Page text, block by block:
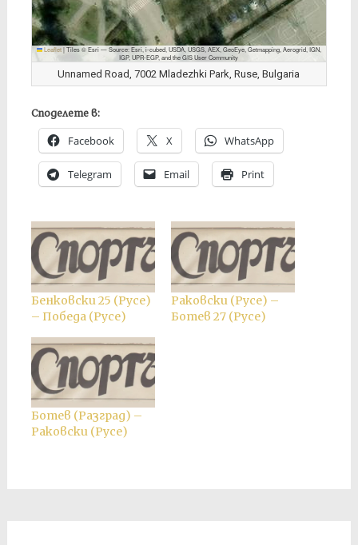
Leaflet |Tiles © Esri — Source: Esri, i-cubed, USDA, USGS, AEX, GeoEye, Getmapping, Aerogrid, IGN,
IGP, UPR-EGP, and the GIS User Community
Unnamed Road, 7002 Mladezhki Park, Ruse, Bulgaria
Споделете в:
Facebook X WhatsApp
Telegram Email Print
Бенковски 25 (Русе)
– Победа (Русе)
Раковски (Русе) –
Ботев 27 (Русе)
Ботев (Разград) –
Раковски (Русе)